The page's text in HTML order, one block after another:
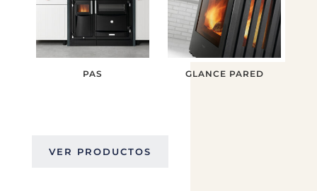
PAS GLANCE PARED
VER PRODUCTOS